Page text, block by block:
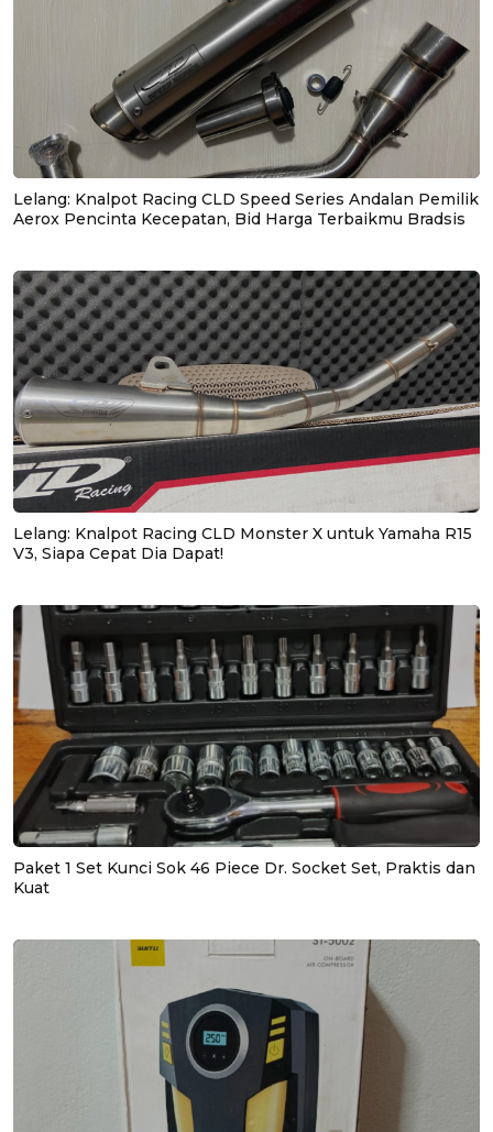
Lelang: Knalpot Racing CLD Speed Series Andalan Pemilik
Aerox Pencinta Kecepatan, Bid Harga Terbaikmu Bradsis
Lelang: Knalpot Racing CLD Monster X untuk Yamaha R15
V3, Siapa Cepat Dia Dapat!
Paket 1 Set Kunci Sok 46 Piece Dr. Socket Set, Praktis dan
Kuat